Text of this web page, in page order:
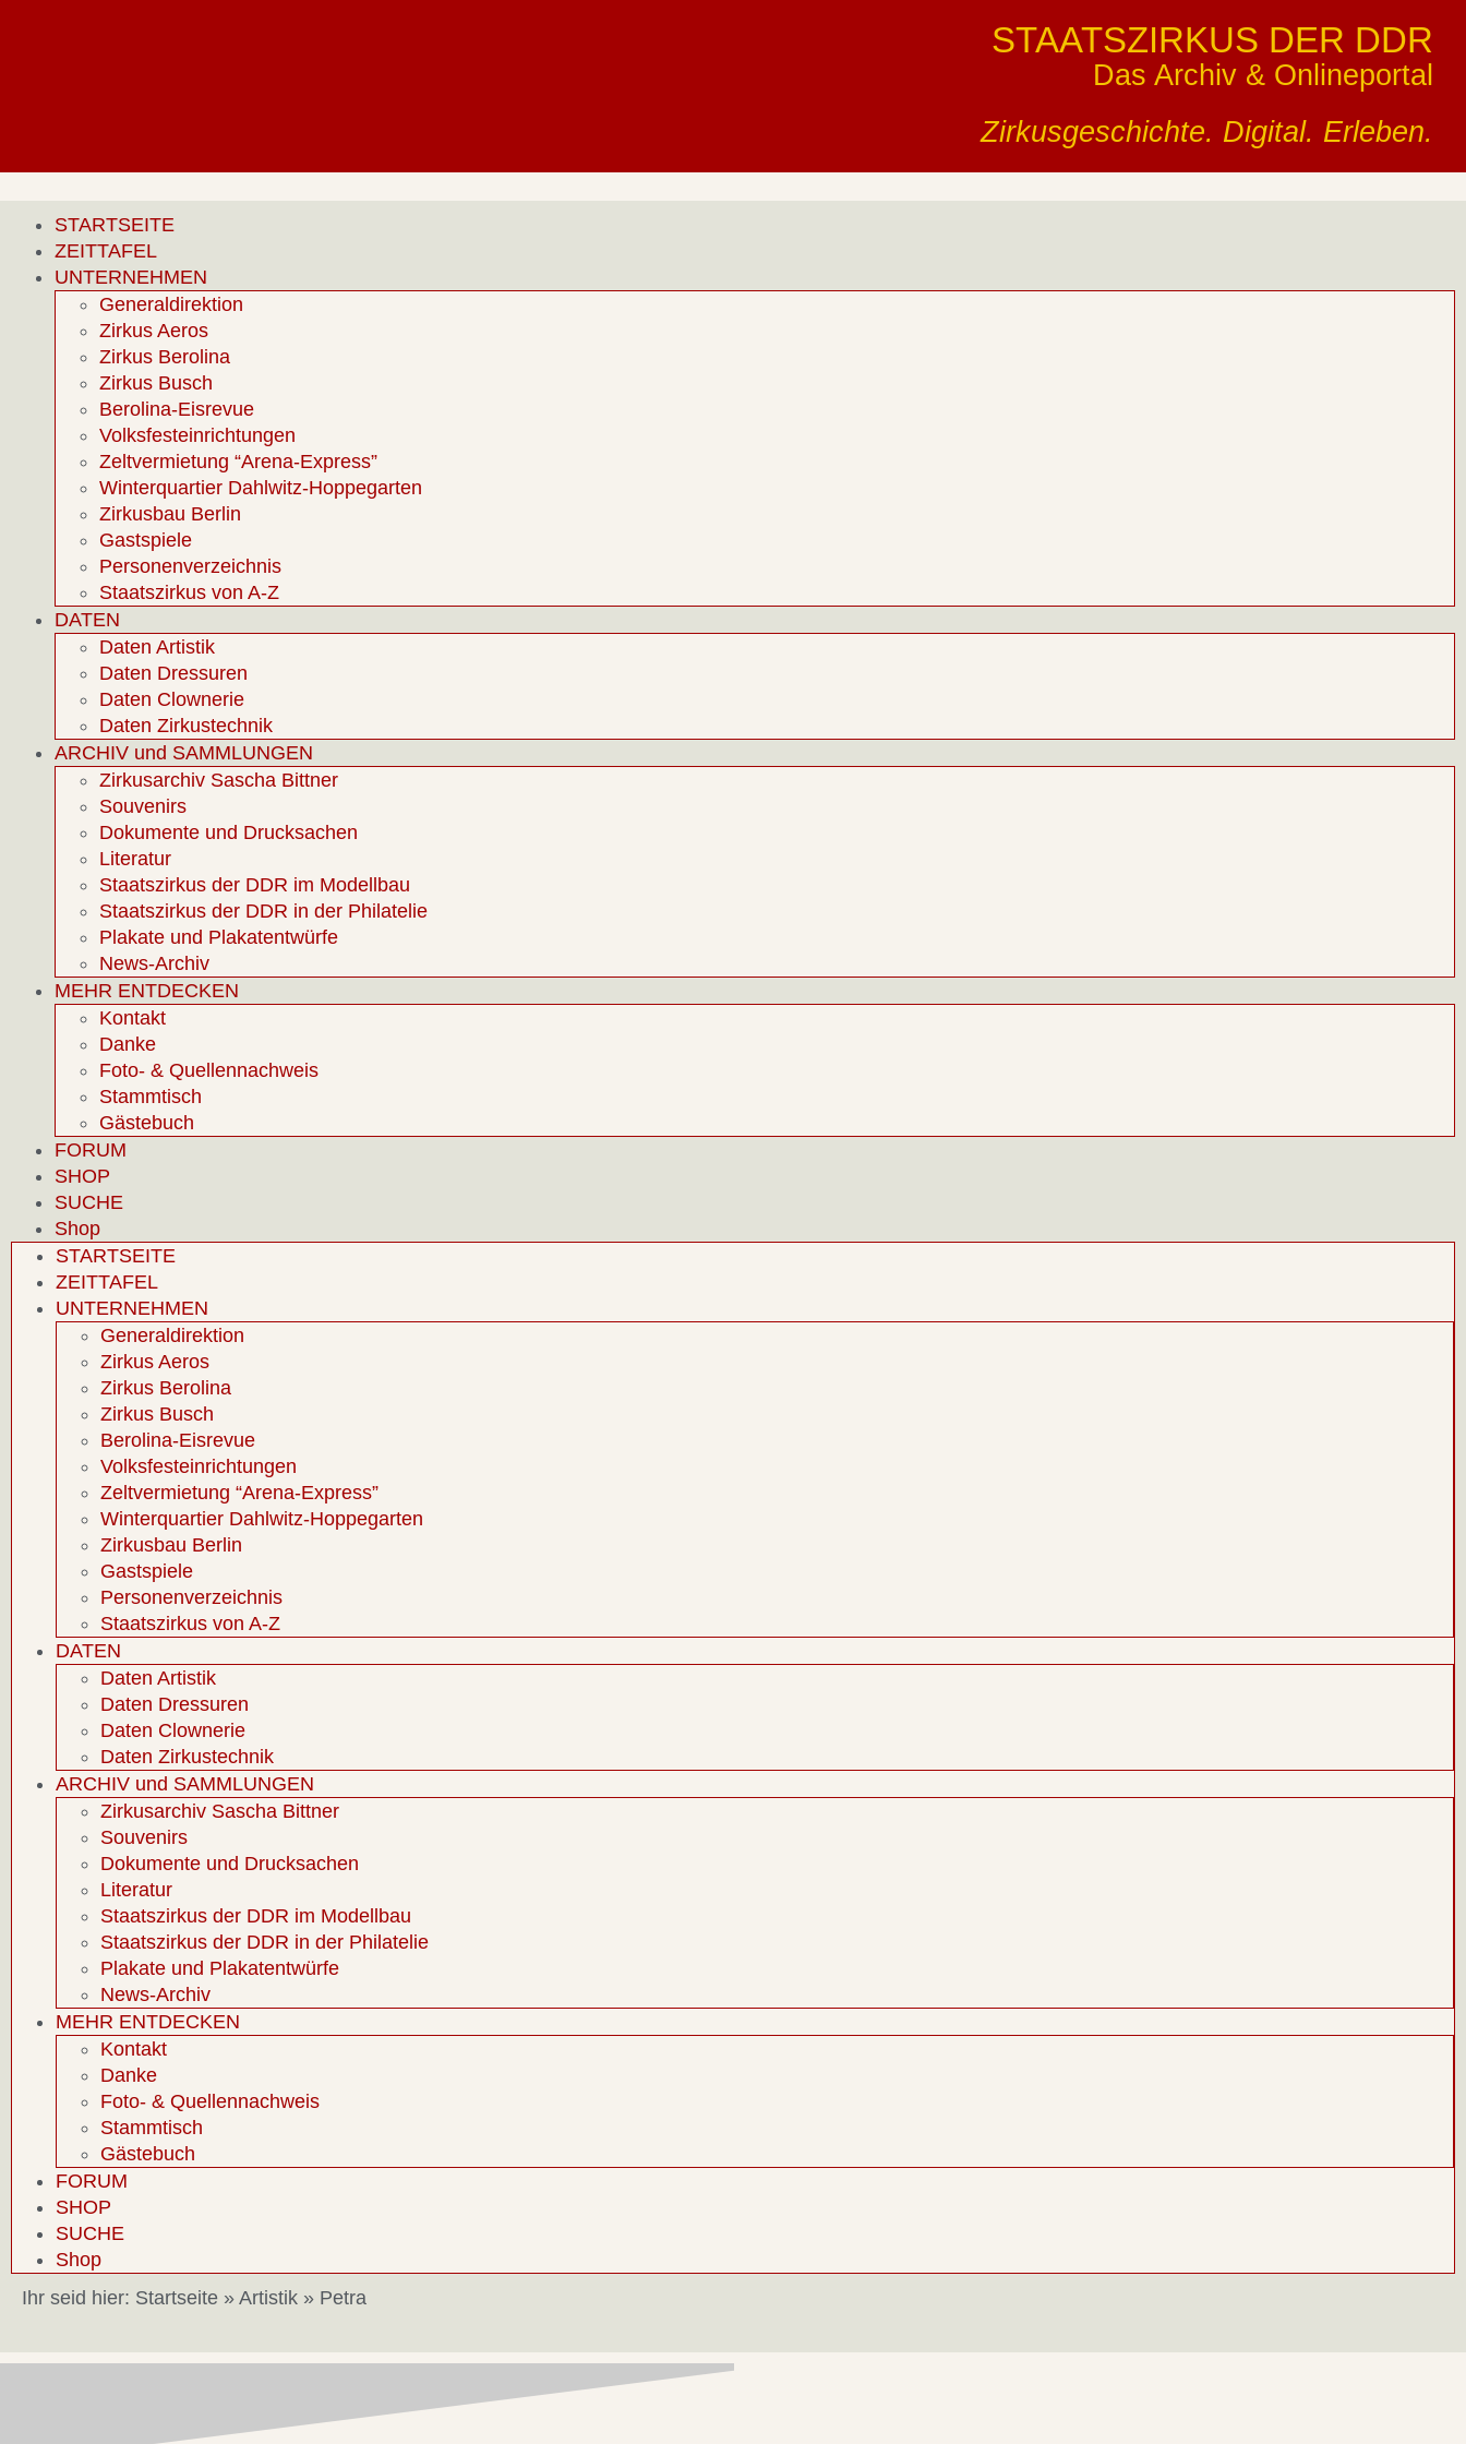
STAATSZIRKUS DER DDR
Das Archiv & Onlineportal
Zirkusgeschichte. Digital. Erleben.
STARTSEITE
ZEITTAFEL
UNTERNEHMEN
Generaldirektion
Zirkus Aeros
Zirkus Berolina
Zirkus Busch
Berolina-Eisrevue
Volksfesteinrichtungen
Zeltvermietung “Arena-Express”
Winterquartier Dahlwitz-Hoppegarten
Zirkusbau Berlin
Gastspiele
Personenverzeichnis
Staatszirkus von A-Z
DATEN
Daten Artistik
Daten Dressuren
Daten Clownerie
Daten Zirkustechnik
ARCHIV und SAMMLUNGEN
Zirkusarchiv Sascha Bittner
Souvenirs
Dokumente und Drucksachen
Literatur
Staatszirkus der DDR im Modellbau
Staatszirkus der DDR in der Philatelie
Plakate und Plakatentwürfe
News-Archiv
MEHR ENTDECKEN
Kontakt
Danke
Foto- & Quellennachweis
Stammtisch
Gästebuch
FORUM
SHOP
SUCHE
Shop
STARTSEITE
ZEITTAFEL
UNTERNEHMEN
Generaldirektion
Zirkus Aeros
Zirkus Berolina
Zirkus Busch
Berolina-Eisrevue
Volksfesteinrichtungen
Zeltvermietung “Arena-Express”
Winterquartier Dahlwitz-Hoppegarten
Zirkusbau Berlin
Gastspiele
Personenverzeichnis
Staatszirkus von A-Z
DATEN
Daten Artistik
Daten Dressuren
Daten Clownerie
Daten Zirkustechnik
ARCHIV und SAMMLUNGEN
Zirkusarchiv Sascha Bittner
Souvenirs
Dokumente und Drucksachen
Literatur
Staatszirkus der DDR im Modellbau
Staatszirkus der DDR in der Philatelie
Plakate und Plakatentwürfe
News-Archiv
MEHR ENTDECKEN
Kontakt
Danke
Foto- & Quellennachweis
Stammtisch
Gästebuch
FORUM
SHOP
SUCHE
Shop
Ihr seid hier: Startseite » Artistik » Petra